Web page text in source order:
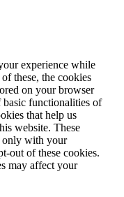
experience while
these, the cookies
on your browser
basic functionalities of
that help us
website. These
only with your
out of these cookies.
may affect your